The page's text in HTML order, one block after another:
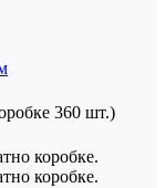
360 шт.)
коробке.
коробке.